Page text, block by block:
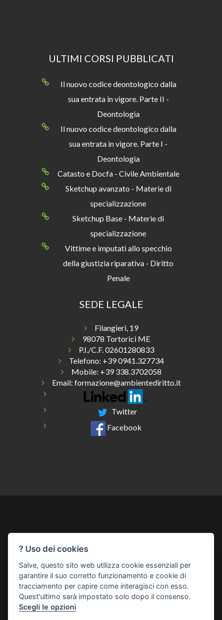
ULTIMI CORSI PUBBLICATI
Il nuovo codice deontologico dalla
sua entrata in vigore. Parte II -
Deontologia
Il nuovo codice deontologico dalla
sua entrata in vigore. Parte I -
Deontologia
Catasto e Docfa - Civile Ambientale
Sketchup avanzato - Materie di
specializzazione
Sketchup Base - Materie di
specializzazione
Vittime e imputati allo specchio
della giustizia riparativa - Diritto
Penale
SEDE LEGALE
Filangieri, 19
98078 Tortorici ME
P.I./C.F. 02601280833
Telefono: +39 0941.327734
Mobile: +39 338.3702058
Email: formazione@ambientediritto.it
Twitter
Facebook
Registrazione
Privacy Preferenze Cookie
© Copyright 2026
Cesynt Advanced Solutions Srl
? Uso dei cookies
Salve, questo sito web utilizza cookie essenziali per
garantire il suo corretto funzionamento e cookie di
tracciamento per capire come interagisci con esso.
Quest'ultimo sarà impostato solo dopo il consenso.
Scegli le opzioni